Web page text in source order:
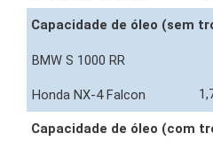
Capacidade de óleo (sem
Capacidade de óleo (com